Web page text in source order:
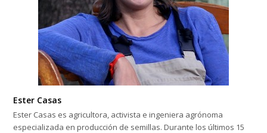
Ester Casas
Ester Casas es agricultora, activista e ingeniera agrónoma
especializada en producción de semillas. Durante los últimos 15